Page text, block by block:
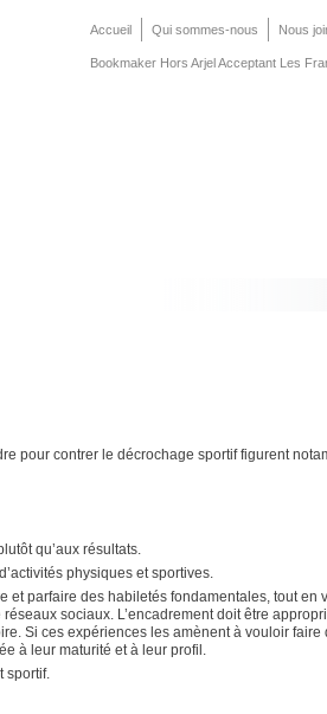
Accueil Qui sommes-nous Nous
Bookmaker Hors Arjel Acceptant Les
pour contrer le décrochage sportif figurent
qu’aux résultats.
physiques et sportives.
parfaire des habiletés fondamentales, tout en
sociaux. L’encadrement doit être
Si ces expériences les amènent à vouloir
à leur maturité et à leur profil.
sportif.